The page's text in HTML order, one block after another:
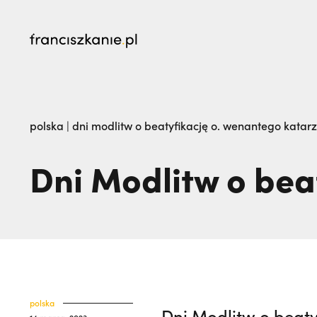
Kalwaria Pacławska zaprasza na Wielki
polska | dni modlitw o beatyfikację o. wenantego
Dni Modlitw o
polska